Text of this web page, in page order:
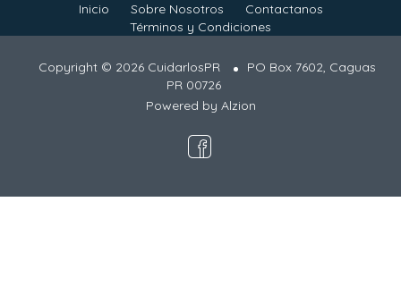
Inicio Sobre Nosotros
Contactanos
Términos y Condiciones
Copyright © 2026 CuidarlosPR
PO Box 7602, Caguas
PR 00726
Powered by Alzion